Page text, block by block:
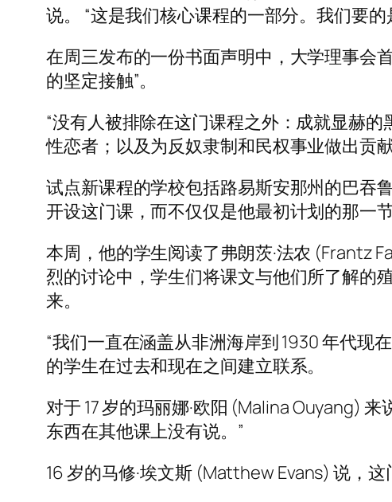
说。 “这是我们核心课程的一部分。我们要
在周三发布的一份书面声明中，大学理事会
的坚定接触”。
“没有人被排除在这门课程之外：成就显赫
性恋者；以及为反奴隶制和民权事业做出贡
试点新课程的学校包括路易斯安那州的巴吞
开设这门课，而不仅仅是他最初计划的那一节
本周，他的学生阅读了弗朗茨·法农 (Frantz
烈的讨论中，学生们将课文与他们所了解的
来。
“我们一直在涵盖从非洲海岸到 1930 年代现
的学生在过去和现在之间建立联系。
对于 17 岁的玛丽娜·欧阳 (Malina Ouyang)
东西在其他课上没有说。”
16 岁的马修·埃文斯 (Matthew Evans) 说，